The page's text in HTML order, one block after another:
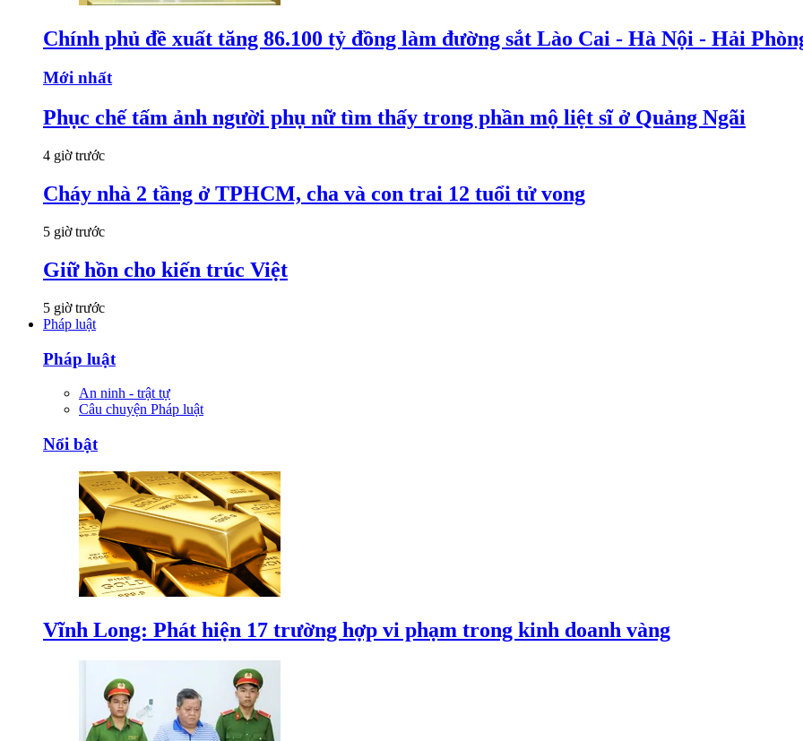
Chính phủ đề xuất tăng 86.100 tỷ đồng làm đường sắt Lào Cai - Hà Nội - Hải
Mới nhất
Phục chế tấm ảnh người phụ nữ tìm thấy trong phần mộ liệt sĩ ở Quảng Ngãi
4 giờ trước
Cháy nhà 2 tầng ở TPHCM, cha và con trai 12 tuổi tử vong
5 giờ trước
Giữ hồn cho kiến trúc Việt
5 giờ trước
Pháp luật
Pháp luật
An ninh - trật tự
Câu chuyện Pháp luật
Nổi bật
Vĩnh Long: Phát hiện 17 trường hợp vi phạm trong kinh doanh vàng